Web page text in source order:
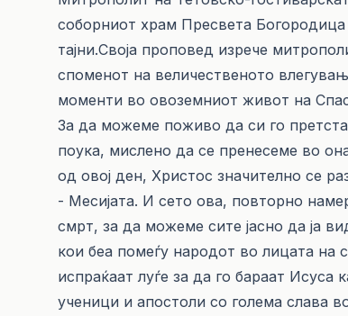
соборниот храм Пресвета
тајни.Своја проповед изрече
споменот на величественото
моменти во овоземниот живот на
За да можеме поживо да си го
поука, мислено да се пренесеме во
од овој ден, Христос значително се
- Месијата. И сето ова, повторно
смрт, за да можеме сите јасно да ја
кои беа помеѓу народот во лицата
испраќаат луѓе за да го бараат Исуса
ученици и апостоли со голема слава